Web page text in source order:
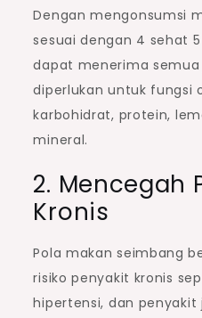
Dengan mengonsumsi
sesuai dengan 4 sehat
dapat menerima
diperlukan untuk fungsi
karbohidrat, protein,
mineral.
2. Mencegah
Kronis
Pola makan seimbang
risiko penyakit kronis
hipertensi, dan penyakit